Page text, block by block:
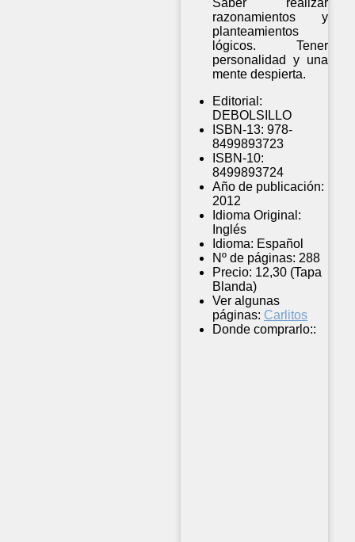
Saber realizar
razonamientos y
planteamientos
lógicos. Tener
personalidad y una
mente despierta.
Editorial:
DEBOLSILLO
ISBN-13: 978-
8499893723
ISBN-10:
8499893724
Año de publicación:
2012
Idioma Original:
Inglés
Idioma: Español
Nº de páginas: 288
Precio: 12,30 (Tapa
Blanda)
Ver algunas
páginas: Carlitos
Donde comprarlo::